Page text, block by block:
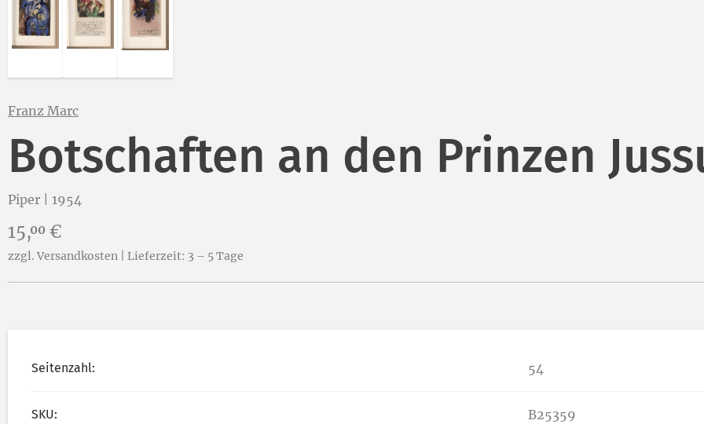
Franz Marc
Botschaften an den Prinzen
Piper | 1954
Preis:
15,00 €
zzgl. Versandkosten | Lieferzeit: 3 – 5 Tage
Seitenzahl: 54
SKU: B25359